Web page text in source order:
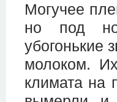
Могучее
но под
убогонькие
молоком.
климата на